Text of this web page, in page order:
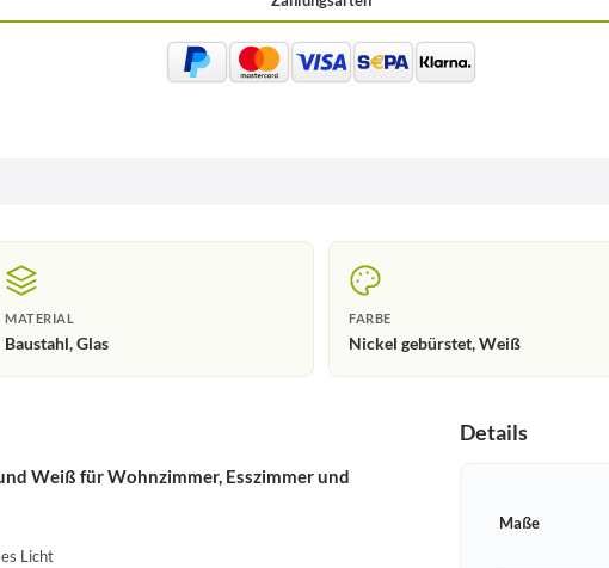
MATERIAL
Baustahl, Glas
FARBE
Nickel gebürstet, Weiß
Weiß für Wohnzimmer, Esszimmer und
Licht
Details
Maße